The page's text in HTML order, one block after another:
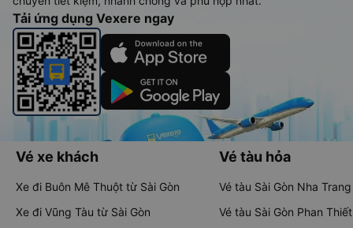
Tải ứng dụng Vexere ngay
Vé xe khách
Xe đi Buôn Mê Thuột từ Sài Gòn
Xe đi Vũng Tàu từ Sài Gòn
Vé tàu hỏa
Vé tàu Sài Gòn Nha Trang
Vé tàu Sài Gòn Phan Thiết